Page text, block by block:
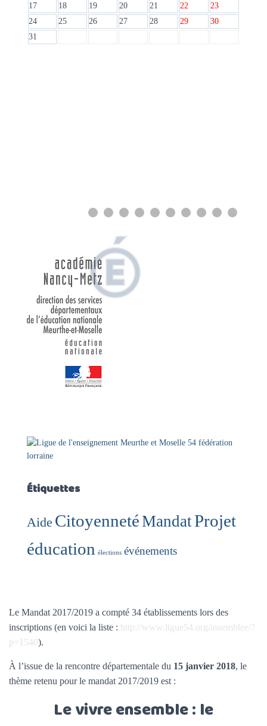
17
18 19 20 21 22
23
24
25 26 27 28 29
30
31
Étiquettes
Aide CitoyennetéMandatProjet
éducation élections événements
Le Mandat 2017/2019 a compté 34 établissements lors des
inscriptions (en voici la liste : http://www.ligue54.org/assemblee/?
p=1540).
À l’issue de la rencontre départementale du 15 janvier 2018, le
thème retenu pour le mandat 2017/2019 est :
Le vivre ensemble : le